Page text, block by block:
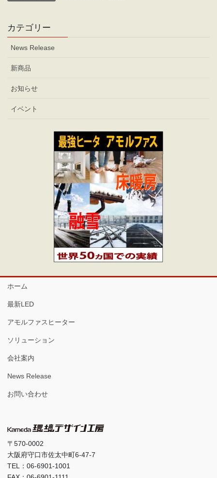
カテゴリー
News Release
新商品
お知らせ
イベント
ホーム
最新LED
アモルファスヒーター
ソリューション
会社案内
News Release
お問い合わせ
〒570-0002
大阪府守口市佐太中町6-47-7
TEL：06-6901-1001